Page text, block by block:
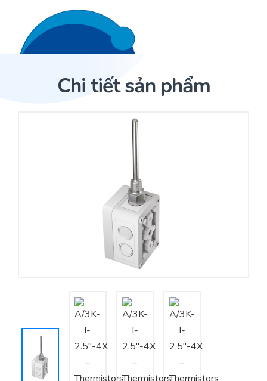
Trang Chủ
Nhà phân phối cảm biến
Nhà sản xuất thiết bị điều khiển
Cung cấp giải pháp quản lý cho toà nhà (BMS)
Tư vấn – Thiết kế – Cung cấp thiết bị HVAC
Tư vấn thiết kế, thi công tủ điều khiển
Thi công – Lắp đặt hệ thống HVAC
Chi tiết sản phẩm
Sản phẩm